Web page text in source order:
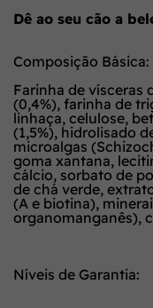
Dê ao seu cão a
Composição Básica:
Farinha de vísceras
(0,4%), farinha de
linhaça, celulose,
(1,5%), hidrolisado
microalgas
goma xantana,
cálcio, sorbato de
de chá verde,
(A e biotina),
organomanganês),
Níveis de Garantia: